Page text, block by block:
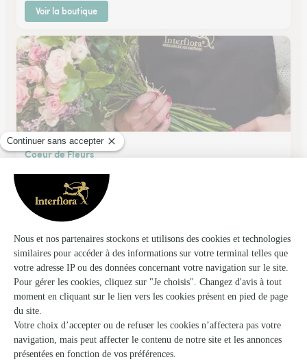
Voir la boutique
Coeur de Fleurs
Mende
★4.7 (73)
2, avenue des Gorges du Tarn